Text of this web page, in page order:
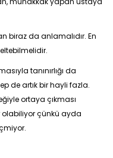
biraz da anlamalıdır. En
tanınırlığı da
de artık bir hayli fazla.
ortaya çıkması
olabiliyor çünkü ayda